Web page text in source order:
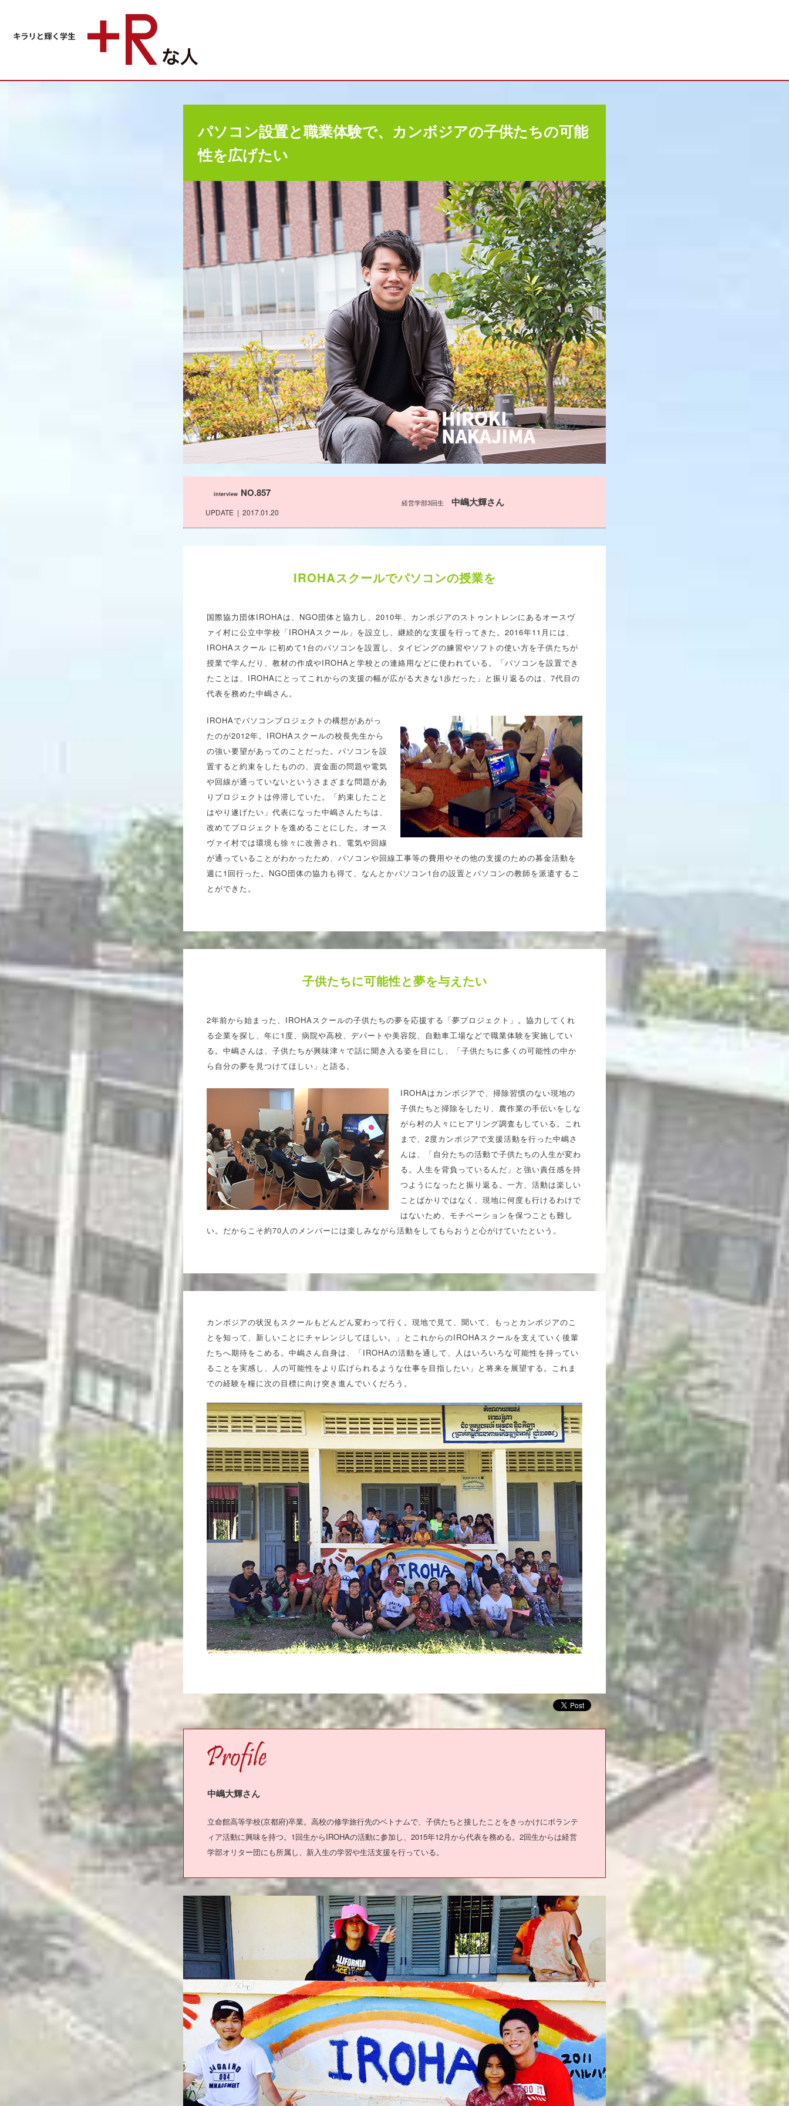
パソコン設置と職業体験で、カンボジアの子供たちの可能
性を広げたい
interview NO.857
UPDATE 2017.01.20
経営学部3回生 中嶋大輝さん
IROHAスクールでパソコンの授業を
国際協力団体IROHAは、NGO団体と協力し、2010年、カンボジアのストゥントレンにあるオースヴ
ァイ村に公立中学校「IROHAスクール」を設立し、継続的な支援を行ってきた。2016年11月には、
IROHAスクール に初めて1台のパソコンを設置し、タイピングの練習やソフトの使い方を子供たちが
授業で学んだり、教材の作成やIROHAと学校との連絡用などに使われている。「パソコンを設置でき
たことは、IROHAにとってこれからの支援の幅が広がる大きな1歩だった」と振り返るのは、7代目の
代表を務めた中嶋さん。
IROHAでパソコンプロジェクトの構想があがっ
たのが2012年。IROHAスクールの校長先生から
の強い要望があってのことだった。パソコンを設
置すると約束をしたものの、資金面の問題や電気
や回線が通っていないというさまざまな問題があ
りプロジェクトは停滞していた。「約束したこと
はやり遂げたい」代表になった中嶋さんたちは、
改めてプロジェクトを進めることにした。オース
ヴァイ村では環境も徐々に改善され、電気や回線
が通っていることがわかったため、パソコンや回線工事等の費用やその他の支援のための募金活動を
週に1回行った。NGO団体の協力も得て、なんとかパソコン1台の設置とパソコンの教師を派遣するこ
とができた。
子供たちに可能性と夢を与えたい
2年前から始まった、IROHAスクールの子供たちの夢を応援する「夢プロジェクト」。協力してくれ
る企業を探し、年に1度、病院や高校、デパートや美容院、自動車工場などで職業体験を実施してい
る。中嶋さんは、子供たちが興味津々で話に聞き入る姿を目にし、「子供たちに多くの可能性の中か
ら自分の夢を見つけてほしい」と語る。
IROHAはカンボジアで、掃除習慣のない現地の
子供たちと掃除をしたり、農作業の手伝いをしな
がら村の人々にヒアリング調査もしている。これ
まで、2度カンボジアで支援活動を行った中嶋さ
んは、「自分たちの活動で子供たちの人生が変わ
る。人生を背負っているんだ」と強い責任感を持
つようになったと振り返る。一方、活動は楽しい
ことばかりではなく、現地に何度も行けるわけで
はないため、モチベーションを保つことも難し
い。だからこそ約70人のメンバーには楽しみながら活動をしてもらおうと心がけていたという。
カンボジアの状況もスクールもどんどん変わって行く。現地で見て、聞いて、もっとカンボジアのこ
とを知って、新しいことにチャレンジしてほしい。」とこれからのIROHAスクールを支えていく後輩
たちへ期待をこめる。中嶋さん自身は、「IROHAの活動を通して、人はいろいろな可能性を持ってい
ることを実感し、人の可能性をより広げられるような仕事を目指したい」と将来を展望する。これま
での経験を糧に次の目標に向け突き進んでいくだろう。
PROFILE
中嶋大輝さん
立命館高等学校(京都府)卒業。高校の修学旅行先のベトナムで、子供たちと接したことをきっかけにボランテ
ィア活動に興味を持つ。1回生からIROHAの活動に参加し、2015年12月から代表を務める。2回生からは経営
学部オリター団にも所属し、新入生の学習や生活支援を行っている。